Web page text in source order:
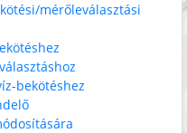
mérőleválasztási
bekötéshez